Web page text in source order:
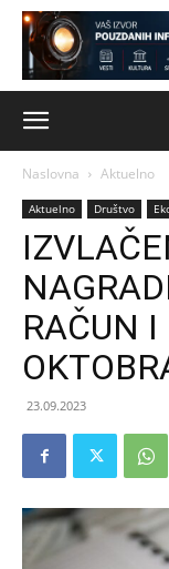
Naslovna Aktuelno
Aktuelno Društvo
RAČUN I
23.09.2023